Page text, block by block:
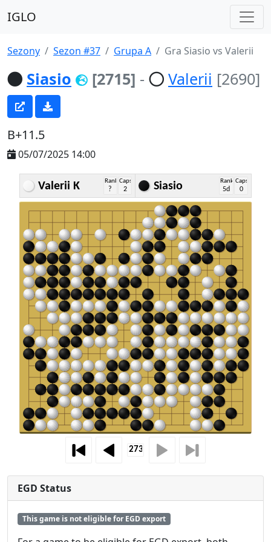
IGLO
Sezony Sezon #37 Grupa A Gra Siasio vs Valerii
Siasio [2715] - Valerii [2690]
B+11.5
05/07/2025 14:00
Valerii K Rank
?
Caps
2 Siasio Rank
5d
Caps
0
EGD Status
This game is not eligible for EGD export